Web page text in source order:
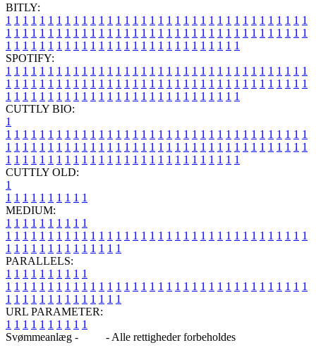
BITLY:
1 1 1 1 1 1 1 1 1 1 1 1 1 1 1 1 1 1 1 1 1 1 1 1 1 1 1 1 1 1 1 1 1 1 1 1
1 1 1 1 1 1 1 1 1 1 1 1 1 1 1 1 1 1 1 1 1 1 1 1 1 1 1 1 1 1 1 1 1 1 1 1
1 1 1 1 1 1 1 1 1 1 1 1 1 1 1 1 1 1 1 1 1 1 1 1 1 1 1 1
SPOTIFY:
1 1 1 1 1 1 1 1 1 1 1 1 1 1 1 1 1 1 1 1 1 1 1 1 1 1 1 1 1 1 1 1 1 1 1 1
1 1 1 1 1 1 1 1 1 1 1 1 1 1 1 1 1 1 1 1 1 1 1 1 1 1 1 1 1 1 1 1 1 1 1 1
1 1 1 1 1 1 1 1 1 1 1 1 1 1 1 1 1 1 1 1 1 1 1 1 1 1 1 1
CUTTLY BIO:
1
1 1 1 1 1 1 1 1 1 1 1 1 1 1 1 1 1 1 1 1 1 1 1 1 1 1 1 1 1 1 1 1 1 1 1 1
1 1 1 1 1 1 1 1 1 1 1 1 1 1 1 1 1 1 1 1 1 1 1 1 1 1 1 1 1 1 1 1 1 1 1 1
1 1 1 1 1 1 1 1 1 1 1 1 1 1 1 1 1 1 1 1 1 1 1 1 1 1 1 1
CUTTLY OLD:
1
1 1 1 1 1 1 1 1 1 1
MEDIUM:
1 1 1 1 1 1 1 1 1 1
1 1 1 1 1 1 1 1 1 1 1 1 1 1 1 1 1 1 1 1 1 1 1 1 1 1 1 1 1 1 1 1 1 1 1 1
1 1 1 1 1 1 1 1 1 1 1 1 1 1
PARALLELS:
1 1 1 1 1 1 1 1 1 1
1 1 1 1 1 1 1 1 1 1 1 1 1 1 1 1 1 1 1 1 1 1 1 1 1 1 1 1 1 1 1 1 1 1 1 1
1 1 1 1 1 1 1 1 1 1 1 1 1 1
URL PARAMETER:
1 1 1 1 1 1 1 1 1 1
Svømmeanlæg -
- Alle rettigheder forbeholdes